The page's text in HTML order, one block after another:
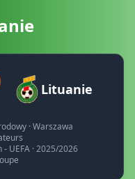
Lituanie
· Warszawa
UEFA · 2025/2026